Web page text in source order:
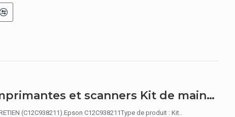
Epson C12C938211 kit d'imprimantes et scanners Kit de maintenance
(C12C938211).Epson C12C938211Type de produit : Kit..